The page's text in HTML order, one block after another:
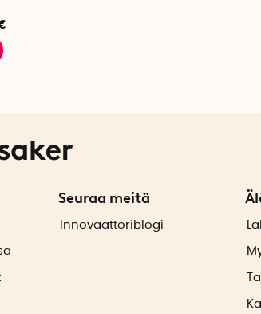
Seuraa meitä
Innovaattoriblogi